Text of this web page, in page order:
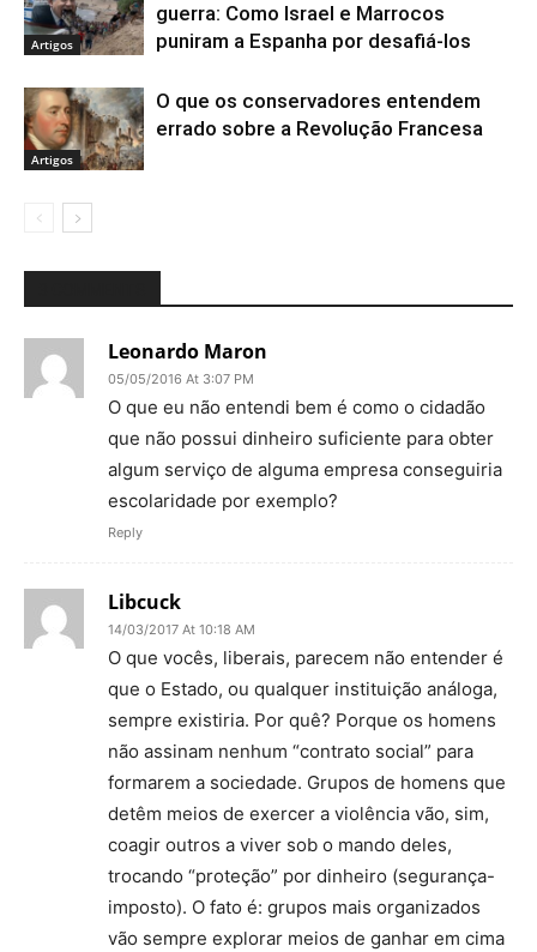
Artigos
guerra: Como Israel e Marrocos
puniram a Espanha por desafiá-los
Artigos
O que os conservadores entendem
errado sobre a Revolução Francesa
Leonardo Maron
05/05/2016 At 3:07 PM
O que eu não entendi bem é como o cidadão
que não possui dinheiro suficiente para obter
algum serviço de alguma empresa conseguiria
escolaridade por exemplo?
Reply
Libcuck
14/03/2017 At 10:18 AM
O que vocês, liberais, parecem não entender é
que o Estado, ou qualquer instituição análoga,
sempre existiria. Por quê? Porque os homens
não assinam nenhum “contrato social” para
formarem a sociedade. Grupos de homens que
detêm meios de exercer a violência vão, sim,
coagir outros a viver sob o mando deles,
trocando “proteção” por dinheiro (segurança-
imposto). O fato é: grupos mais organizados
vão sempre explorar meios de ganhar em cima